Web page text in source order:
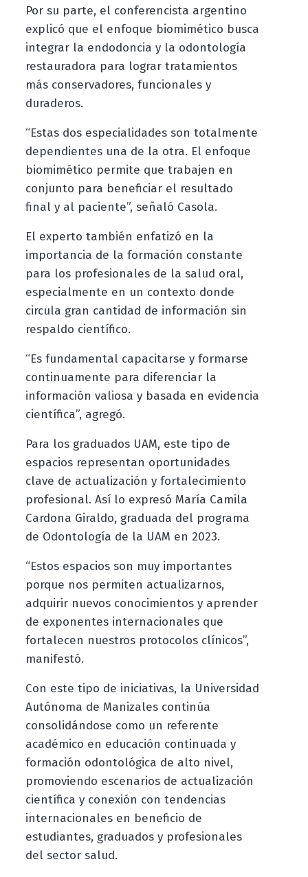
Por su parte, el conferencista argentino
explicó que el enfoque biomimético busca
integrar la endodoncia y la odontología
restauradora para lograr tratamientos
más conservadores, funcionales y
duraderos.
“Estas dos especialidades son totalmente
dependientes una de la otra. El enfoque
biomimético permite que trabajen en
conjunto para beneficiar el resultado
final y al paciente”, señaló Casola.
El experto también enfatizó en la
importancia de la formación constante
para los profesionales de la salud oral,
especialmente en un contexto donde
circula gran cantidad de información sin
respaldo científico.
“Es fundamental capacitarse y formarse
continuamente para diferenciar la
información valiosa y basada en evidencia
científica”, agregó.
Para los graduados UAM, este tipo de
espacios representan oportunidades
clave de actualización y fortalecimiento
profesional. Así lo expresó María Camila
Cardona Giraldo, graduada del programa
de Odontología de la UAM en 2023.
“Estos espacios son muy importantes
porque nos permiten actualizarnos,
adquirir nuevos conocimientos y aprender
de exponentes internacionales que
fortalecen nuestros protocolos clínicos”,
manifestó.
Con este tipo de iniciativas, la Universidad
Autónoma de Manizales continúa
consolidándose como un referente
académico en educación continuada y
formación odontológica de alto nivel,
promoviendo escenarios de actualización
científica y conexión con tendencias
internacionales en beneficio de
estudiantes, graduados y profesionales
del sector salud.